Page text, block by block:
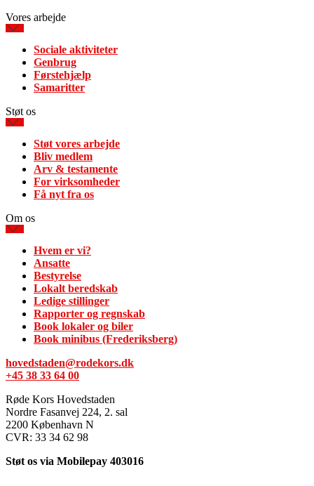
Vores arbejde
Sociale aktiviteter
Genbrug
Førstehjælp
Samaritter
Støt os
Støt vores arbejde
Bliv medlem
Arv & testamente
For virksomheder
Få nyt fra os
Om os
Hvem er vi?
Ansatte
Bestyrelse
Lokalt beredskab
Ledige stillinger
Rapporter og regnskab
Book lokaler og biler
Book minibus (Frederiksberg)
hovedstaden@rodekors.dk
+45 38 33 64 00
Røde Kors Hovedstaden
Nordre Fasanvej 224, 2. sal
2200 København N
CVR: 33 34 62 98
Støt os via Mobilepay 403016